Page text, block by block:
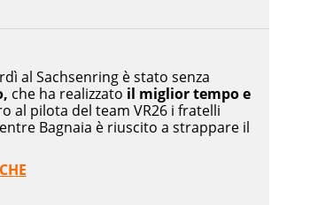
al Sachsenring è stato senza
che ha realizzato il miglior tempo e
al pilota del team VR26 i fratelli
Bagnaia è riuscito a strappare il